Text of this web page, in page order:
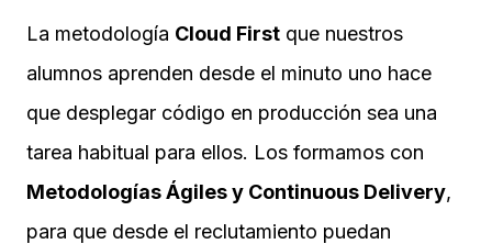
La metodología Cloud First que nuestros
alumnos aprenden desde el minuto uno hace
que desplegar código en producción sea una
tarea habitual para ellos. Los formamos con
Metodologías Ágiles y Continuous Delivery,
para que desde el reclutamiento puedan